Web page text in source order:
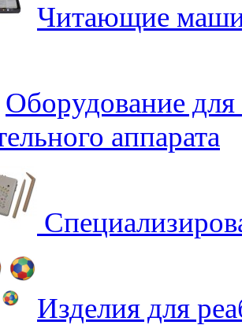
Читающие
Оборудование
аппарата
Изделия для